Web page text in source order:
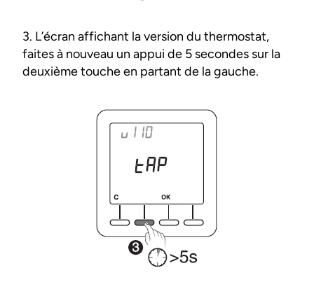
3. L’écran affichant la version du thermostat,
faites à nouveau un appui de 5 secondes sur la
deuxième touche en partant de la gauche.